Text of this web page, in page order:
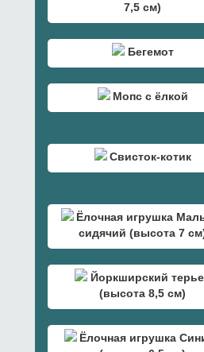
7,5 см)
Бегемот
Мопс с ёлкой
Свисток-котик
Ёлочная игрушка
сидячий (высота 7
Йоркширский
(высота 8,5 см)
Ёлочная игрушка